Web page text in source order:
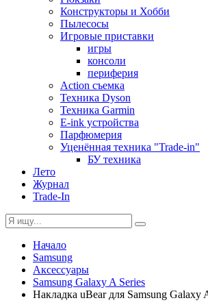
Конструкторы и Хобби
Пылесосы
Игровые приставки
игры
консоли
периферия
Action съемка
Техника Dyson
Техника Garmin
E-ink устройства
Парфюмерия
Уценённая техника "Trade-in"
БУ техника
Лето
Журнал
Trade-In
Начало
Samsung
Аксессуары
Samsung Galaxy A Series
Накладка uBear для Samsung Galaxy